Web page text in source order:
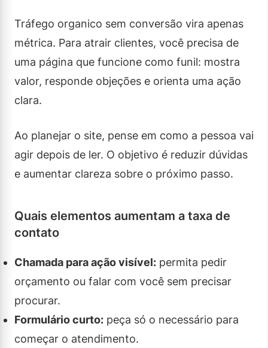
Tráfego organico sem conversão vira apenas
métrica. Para atrair clientes, você precisa de
uma página que funcione como funil: mostra
valor, responde objeções e orienta uma ação
clara.
Ao planejar o site, pense em como a pessoa vai
agir depois de ler. O objetivo é reduzir dúvidas
e aumentar clareza sobre o próximo passo.
Quais elementos aumentam a taxa de
contato
Chamada para ação visível: permita pedir
orçamento ou falar com você sem precisar
procurar.
Formulário curto: peça só o necessário para
começar o atendimento.